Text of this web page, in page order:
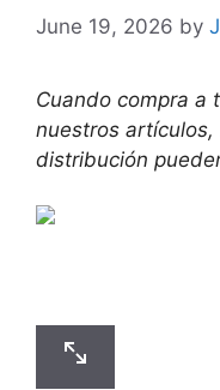
June 19, 2026 by
Cuando compra a
nuestros artículos,
distribución